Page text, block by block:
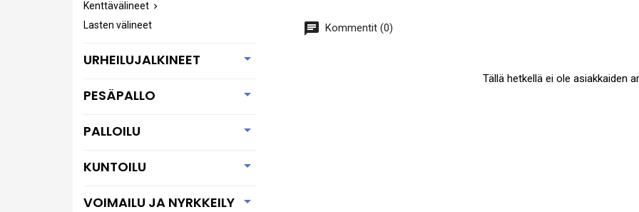
Kenttävälineet 
Lasten välineet
URHEILUJALKINEET 
PESÄPALLO 
PALLOILU 
KUNTOILU 
VOIMAILU JA NYRKKEILY 
Kommentit (0)
Tällä hetkellä ei ole asiakkaiden